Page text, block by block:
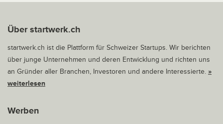
Über startwerk.ch
startwerk.ch ist die Plattform für Schweizer Startups. Wir berichten
über junge Unternehmen und deren Entwicklung und richten uns
an Gründer aller Branchen, Investoren und andere Interessierte. »
weiterlesen
Werben